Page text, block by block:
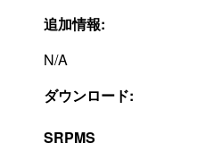
追加情報:
N/A
ダウンロード:
SRPMS